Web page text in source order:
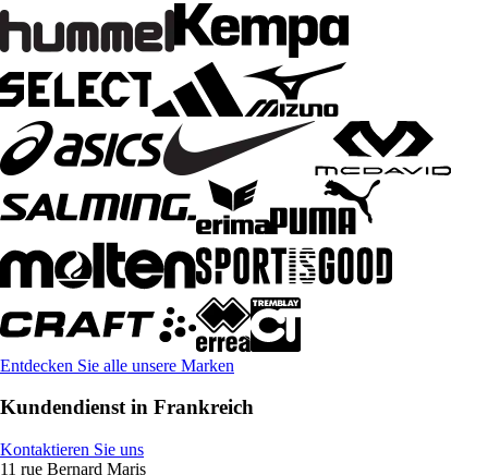
Entdecken Sie alle unsere Marken
Kundendienst in Frankreich
Kontaktieren Sie uns
11 rue Bernard Maris